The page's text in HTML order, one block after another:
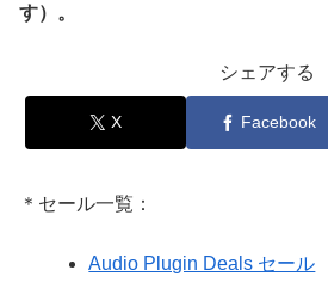
す）。
シェアする
X Facebook
＊セール一覧：
Audio Plugin Deals セール